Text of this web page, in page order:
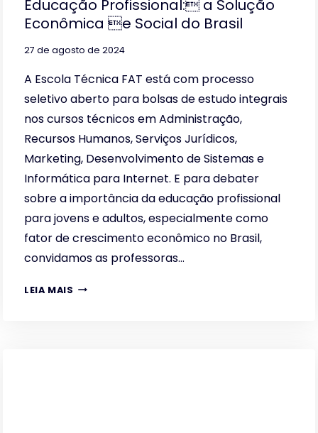
Educação Profissional: a Solução
Econômica e Social do Brasil
27 de agosto de 2024
A Escola Técnica FAT está com processo
seletivo aberto para bolsas de estudo integrais
nos cursos técnicos em Administração,
Recursos Humanos, Serviços Jurídicos,
Marketing, Desenvolvimento de Sistemas e
Informática para Internet. E para debater
sobre a importância da educação profissional
para jovens e adultos, especialmente como
fator de crescimento econômico no Brasil,
convidamos as professoras…
LEIA MAIS EDUCAÇÃO